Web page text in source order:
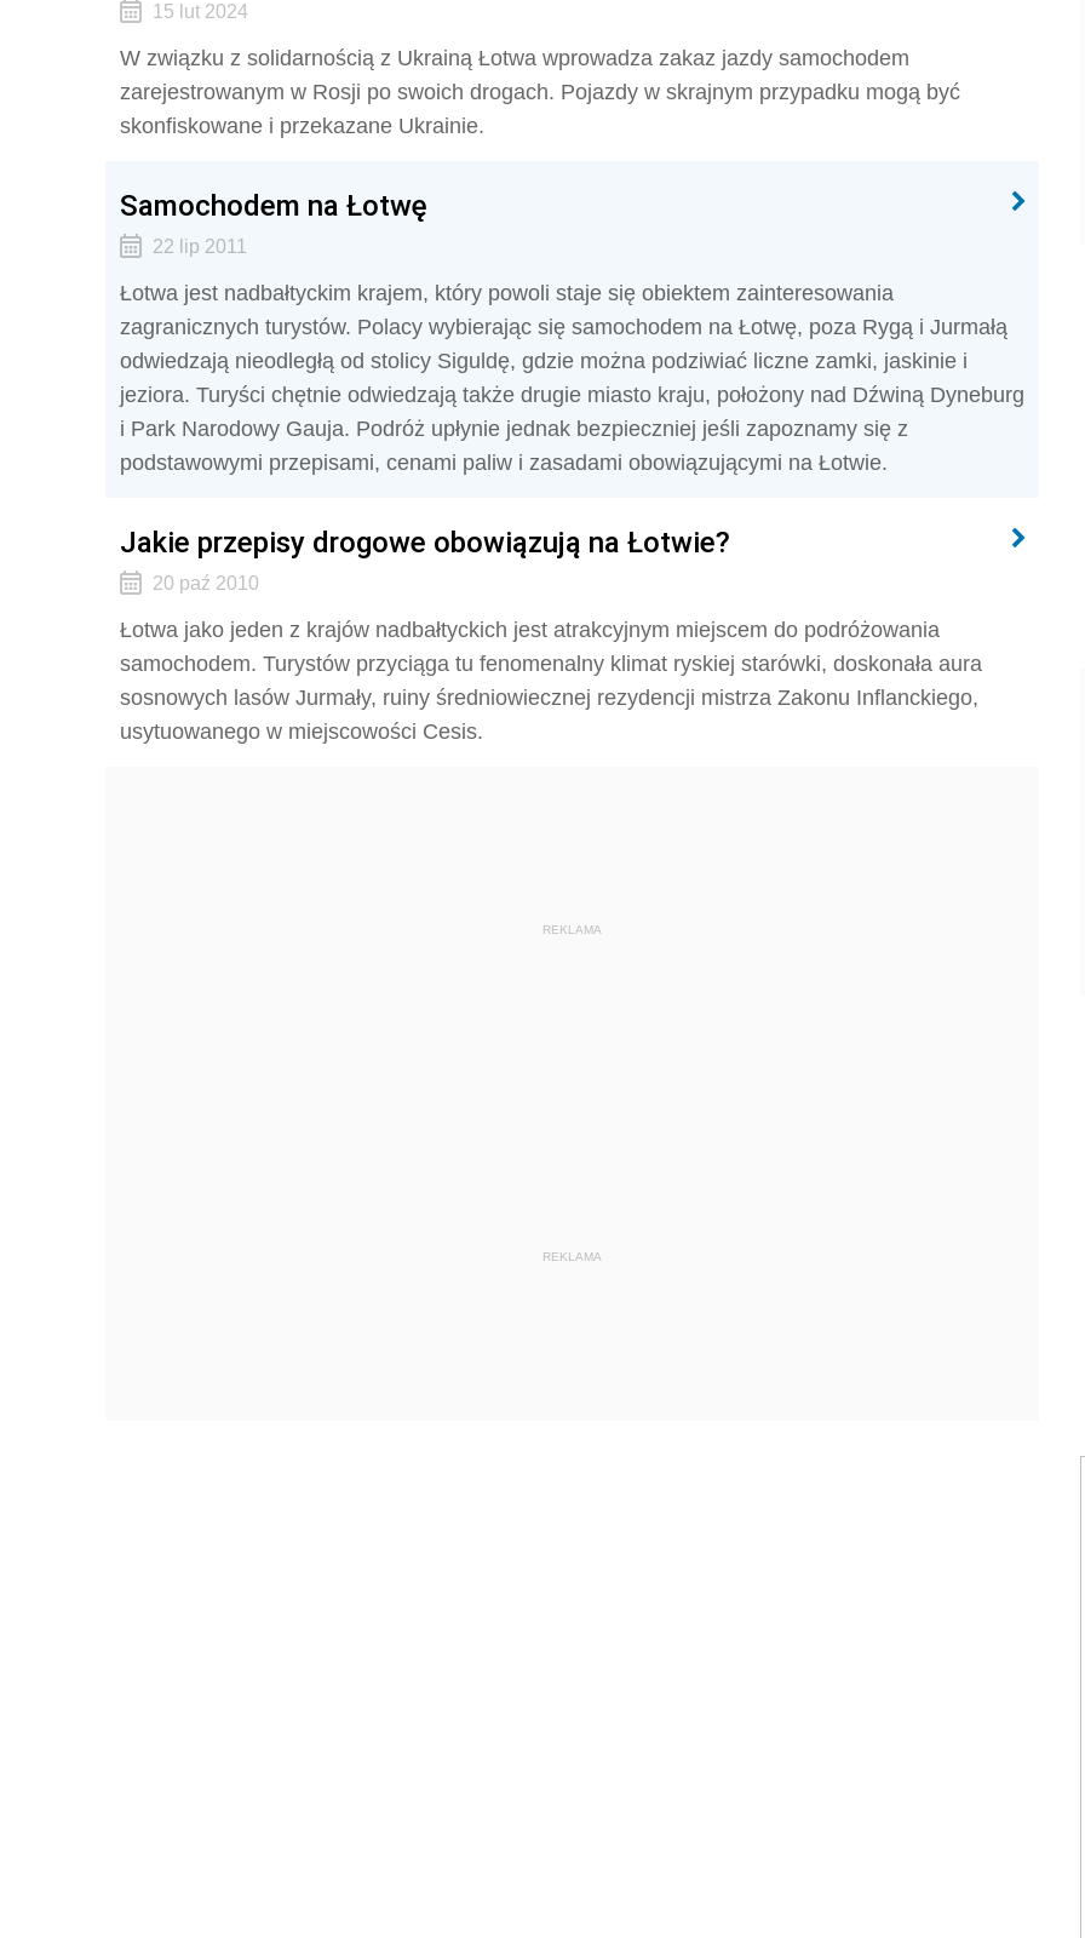
15 lut 2024
W związku z solidarnością z Ukrainą Łotwa wprowadza zakaz jazdy samochodem
zarejestrowanym w Rosji po swoich drogach. Pojazdy w skrajnym przypadku mogą być
skonfiskowane i przekazane Ukrainie.
Samochodem na Łotwę
22 lip 2011
Łotwa jest nadbałtyckim krajem, który powoli staje się obiektem zainteresowania
zagranicznych turystów. Polacy wybierając się samochodem na Łotwę, poza Rygą i Jurmałą
odwiedzają nieodległą od stolicy Siguldę, gdzie można podziwiać liczne zamki, jaskinie i
jeziora. Turyści chętnie odwiedzają także drugie miasto kraju, położony nad Dźwiną Dyneburg
i Park Narodowy Gauja. Podróż upłynie jednak bezpieczniej jeśli zapoznamy się z
podstawowymi przepisami, cenami paliw i zasadami obowiązującymi na Łotwie.
Jakie przepisy drogowe obowiązują na Łotwie?
20 paź 2010
Łotwa jako jeden z krajów nadbałtyckich jest atrakcyjnym miejscem do podróżowania
samochodem. Turystów przyciąga tu fenomenalny klimat ryskiej starówki, doskonała aura
sosnowych lasów Jurmały, ruiny średniowiecznej rezydencji mistrza Zakonu Inflanckiego,
usytuowanego w miejscowości Cesis.
REKLAMA
REKLAMA